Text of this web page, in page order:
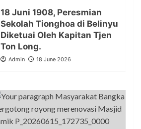
18 Juni 1908, Peresmian
Sekolah Tionghoa di Belinyu
Diketuai Oleh Kapitan Tjen
Ton Long.
Admin 18 June 2026